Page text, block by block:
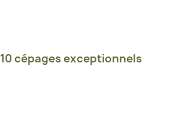
10 cépages exceptionnels